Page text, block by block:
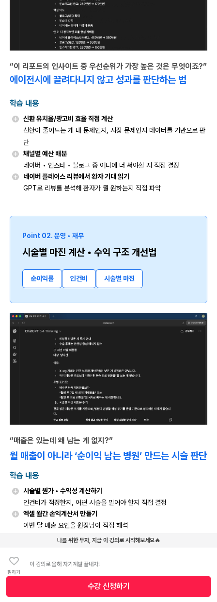
찜하기
나를 위한 투자, 지금 이 강의로 시작해보세요🔥
이 강의로 올해 자기계발 끝내자!
수강 신청하기
“이 리포트의 인사이트 중 우선순위가 가장 높은 것은 무엇이죠?”
에이전시에 끌려다니지 않고 성과를 판단하는 법
학습 내용
신환 유치율/광고비 효율 직접 계산
신환이 줄어드는 게 내 문제인지, 시장 문제인지 데이터를 기반으로 판
단
채널별 예산 배분
네이버 • 인스타 • 블로그 중 어디에 더 써야할 지 직접 결정
네이버 플레이스 리뷰에서 환자 기대 읽기
GPT로 리뷰를 분석해 환자가 뭘 원하는지 직접 파악
Point 02. 운영 • 재무
시술별 마진 계산 • 수익 구조 개선법
순이익률 인건비 시술별 마진
“매출은 있는데 왜 남는 게 없지?”
월 매출이 아니라 ‘순이익 남는 병원’ 만드는 시술 판단
학습 내용
시술별 원가 • 수익성 계산하기
인건비가 적정한지, 어떤 시술을 밀어야 할지 직접 결정
엑셀 월간 손익계산서 만들기
이번 달 매출 요인을 원장님이 직접 해석
이탈 환자 재컨택 시나리오